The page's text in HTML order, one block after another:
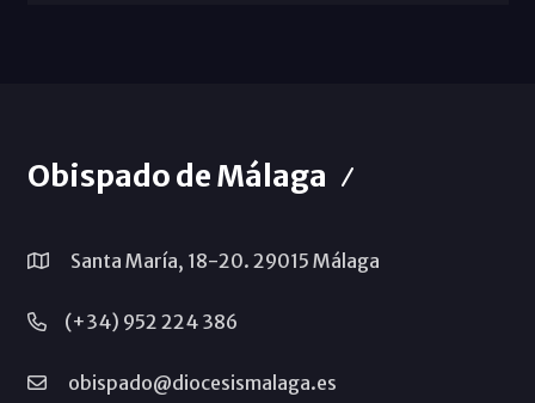
Obispado de Málaga
Santa María, 18-20. 29015 Málaga
(+34) 952 224 386
obispado@diocesismalaga.es